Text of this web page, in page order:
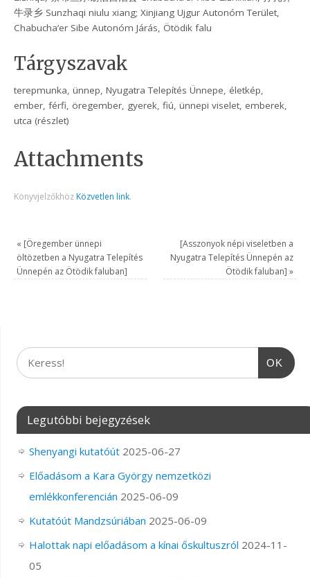
牛录乡 Sunzhaqi niulu xiang; Xinjiang Ujgur Autonóm Terület,
Chabucha’er Sibe Autonóm Járás, Ötödik falu
Tárgyszavak
terepmunka, ünnep, Nyugatra Telepítés Ünnepe, életkép,
ember, férfi, öregember, gyerek, fiú, ünnepi viselet, emberek,
utca (részlet)
Attachments
Könyvjelzőkhöz Közvetlen link.
« [Öregember ünnepi
öltözetben a Nyugatra Telepítés
Ünnepén az Ötödik faluban]
[Asszonyok népi viseletben a
Nyugatra Telepítés Ünnepén az
Ötödik faluban] »
OK
Legutóbbi bejegyzések
Shenyangi kutatóút 2025-06-27
Előadásom a Kara György nemzetközi
emlékkonferencián 2025-06-09
Kutatóút Mandzsúriában 2025-06-09
Halottak napi előadásom a kínai őskultuszról 2024-11-
05